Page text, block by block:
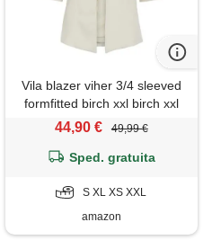
Vila blazer viher 3/4 sleeved
formfitted birch xxl birch xxl
44,90 € 49,99 €
Sped. gratuita
S XL XS XXL
amazon